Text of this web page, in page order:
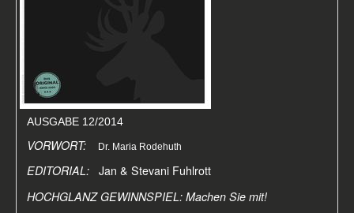
AUSGABE 12/2014
VORWORT: Dr. Maria Rodehuth
EDITORIAL: Jan & Stevani Fuhlrott
HOCHGLANZ GEWINNSPIEL: Machen Sie mit!